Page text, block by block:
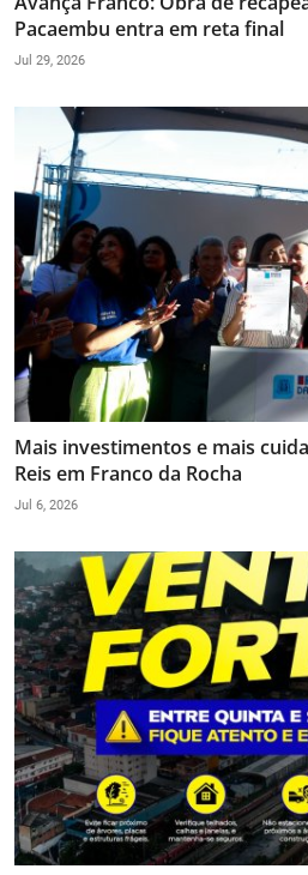
Pacaembu entra em reta final
Jul 29, 2026
Mais investimentos e mais
Reis em Franco da Rocha
Jul 6, 2026